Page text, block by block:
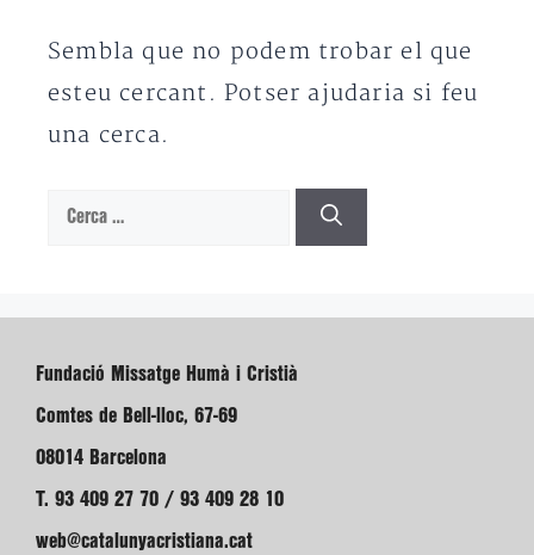
Sembla que no podem trobar el que
esteu cercant. Potser ajudaria si feu
una cerca.
Cerca:
Fundació Missatge Humà i Cristià
Comtes de Bell-lloc, 67-69
08014 Barcelona
T. 93 409 27 70 / 93 409 28 10
web@catalunyacristiana.cat